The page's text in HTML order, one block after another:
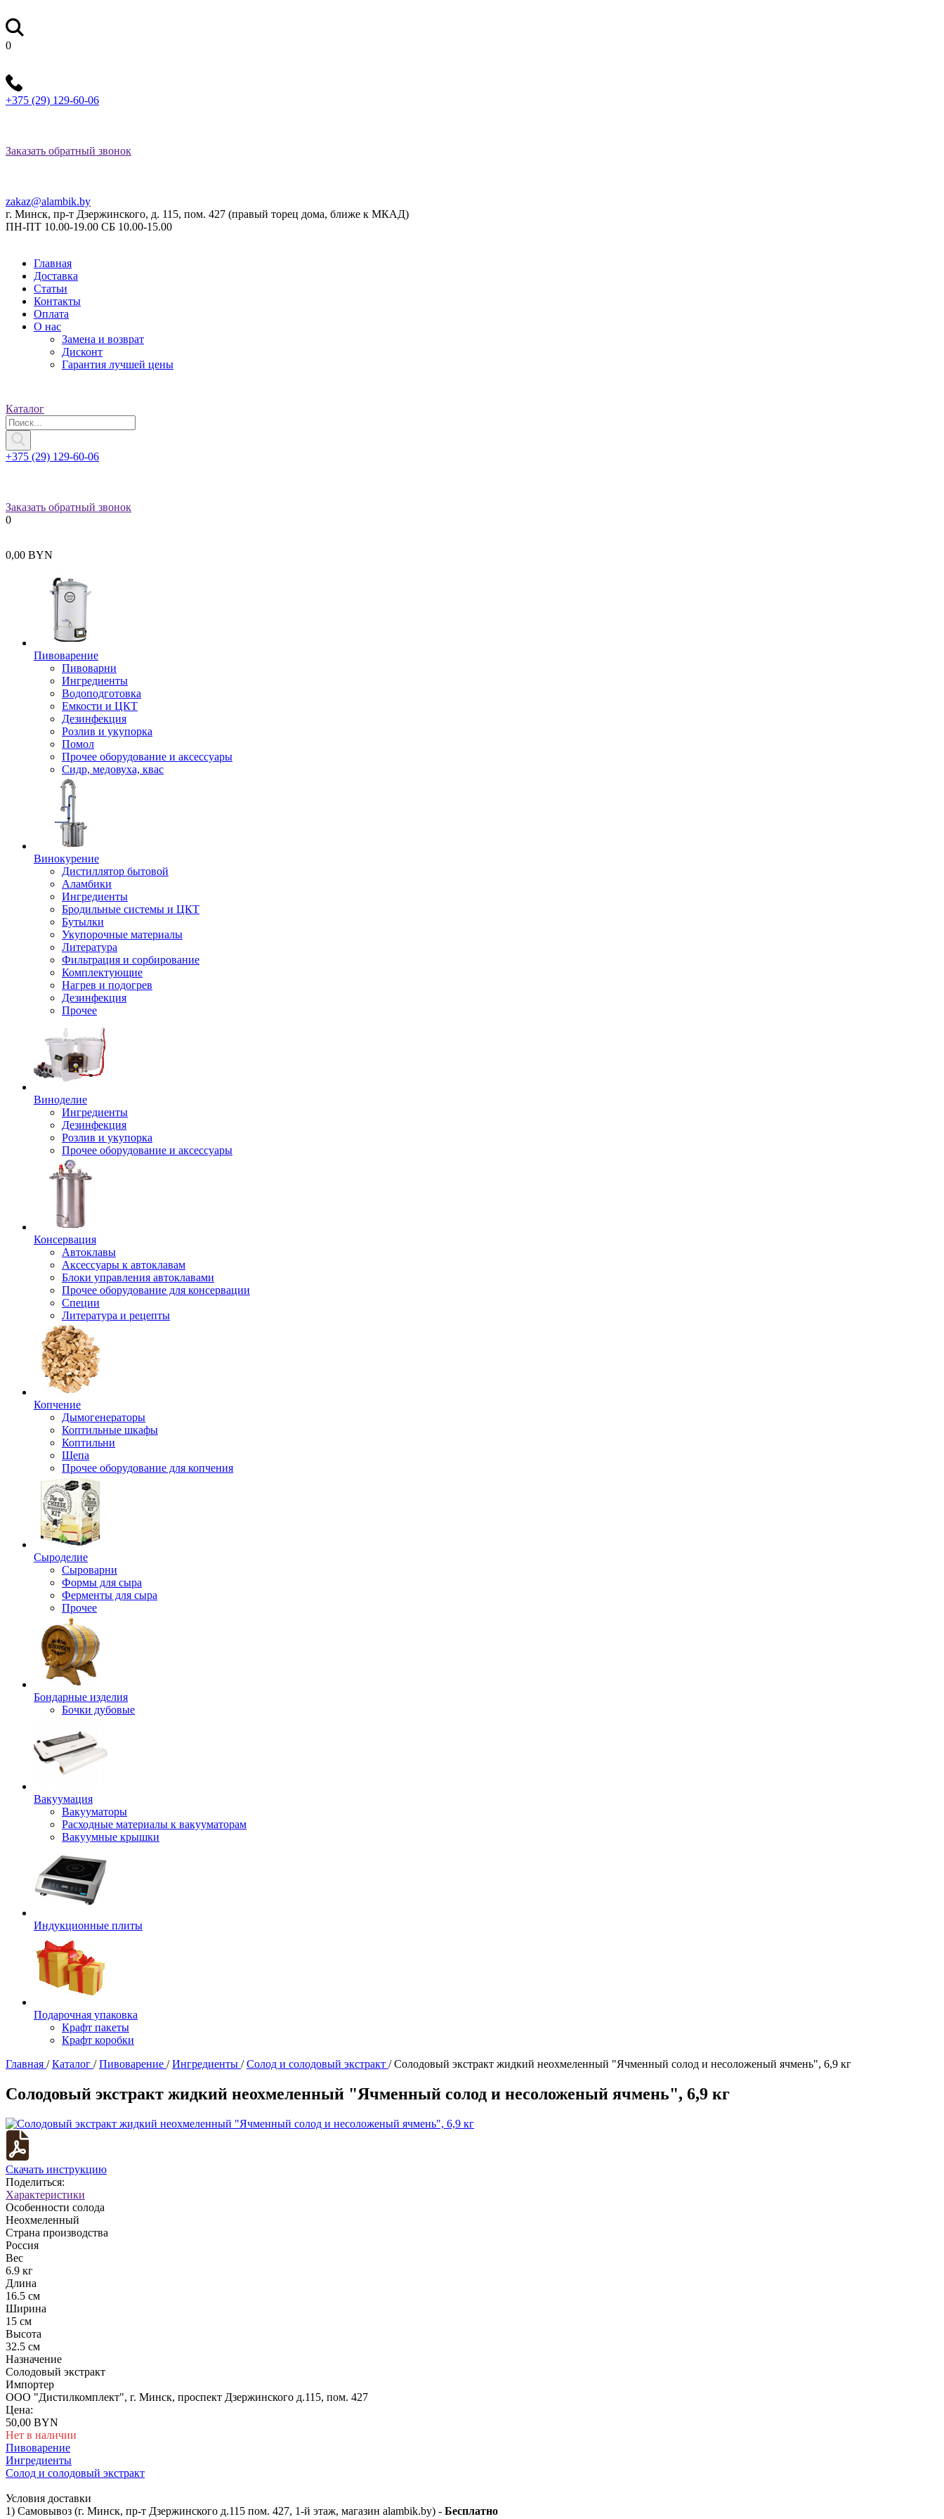
0
+375 (29) 129-60-06
Заказать обратный звонок
zakaz@alambik.by
г. Минск, пр-т Дзержинского, д. 115, пом. 427 (правый торец дома, ближе к МКАД)
ПН-ПТ 10.00-19.00 СБ 10.00-15.00
Главная
Доставка
Статьи
Контакты
Оплата
О нас
Замена и возврат
Дисконт
Гарантия лучшей цены
Каталог
+375 (29) 129-60-06
Заказать обратный звонок
0
0,00 BYN
Пивоварение
Пивоварни
Ингредиенты
Водоподготовка
Емкости и ЦКТ
Дезинфекция
Розлив и укупорка
Помол
Прочее оборудование и аксессуары
Сидр, медовуха, квас
Винокурение
Дистиллятор бытовой
Аламбики
Ингредиенты
Бродильные системы и ЦКТ
Бутылки
Укупорочные материалы
Литература
Фильтрация и сорбирование
Комплектующие
Нагрев и подогрев
Дезинфекция
Прочее
Виноделие
Ингредиенты
Дезинфекция
Розлив и укупорка
Прочее оборудование и аксессуары
Консервация
Автоклавы
Аксессуары к автоклавам
Блоки управления автоклавами
Прочее оборудование для консервации
Специи
Литература и рецепты
Копчение
Дымогенераторы
Коптильные шкафы
Коптильни
Щепа
Прочее оборудование для копчения
Сыроделие
Сыроварни
Формы для сыра
Ферменты для сыра
Прочее
Бондарные изделия
Бочки дубовые
Вакуумация
Вакууматоры
Расходные материалы к вакууматорам
Вакуумные крышки
Индукционные плиты
Подарочная упаковка
Крафт пакеты
Крафт коробки
Главная / Каталог / Пивоварение / Ингредиенты / Солод и солодовый экстракт / Солодовый экстракт жидкий неохмеленный "Ячменный солод и несоложеный ячмень", 6,9 кг
Солодовый экстракт жидкий неохмеленный "Ячменный солод и несоложеный ячмень", 6,9 кг
Скачать инструкцию
Поделиться:
Характеристики
Особенности солода
Неохмеленный
Страна производства
Россия
Вес
6.9 кг
Длина
16.5 см
Ширина
15 см
Высота
32.5 см
Назначение
Солодовый экстракт
Импортер
ООО "Дистилкомплект", г. Минск, проспект Дзержинского д.115, пом. 427
Цена:
50,00 BYN
Нет в наличии
Пивоварение
Ингредиенты
Солод и солодовый экстракт
Условия доставки
1) Самовывоз (г. Минск, пр-т Дзержинского д.115 пом. 427, 1-й этаж, магазин alambik.by) - Бесплатно